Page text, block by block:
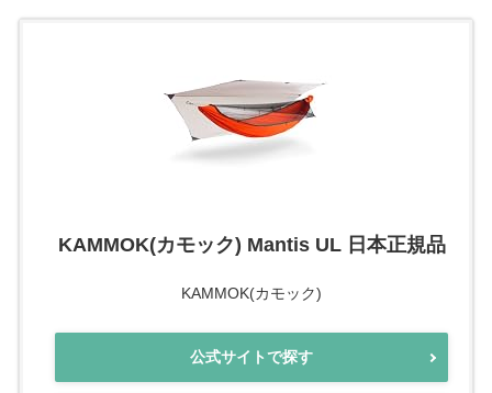
KAMMOK(カモック) Mantis UL 日本正規品
KAMMOK(カモック)
公式サイトで探す